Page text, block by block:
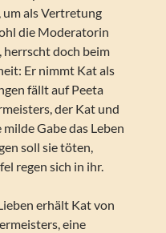
um als Vertretung
die Moderatorin
doch beim
Er nimmt Kat als
fällt auf Peeta
der Kat und
Gabe das Leben
soll sie töten,
regen sich in ihr.
erhält Kat von
eine